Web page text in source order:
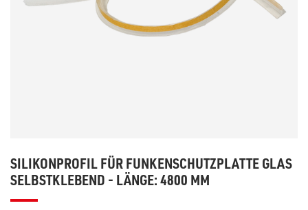
SILIKONPROFIL FÜR FUNKENSCHUTZPLATTE GLAS
SELBSTKLEBEND - LÄNGE: 4800 MM